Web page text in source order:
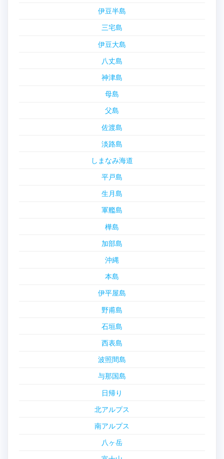
伊豆半島
三宅島
伊豆大島
八丈島
神津島
母島
父島
佐渡島
淡路島
しまなみ海道
平戸島
生月島
軍艦島
樺島
加部島
沖縄
本島
伊平屋島
野甫島
石垣島
西表島
波照間島
与那国島
日帰り
北アルプス
南アルプス
八ヶ岳